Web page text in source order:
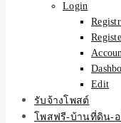
Login
Edit
รับจ้างโพสต์
โพสฟรี-บ้านที่ดิน-